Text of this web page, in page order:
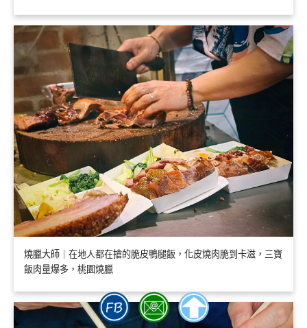
燒臘大師｜在地人都在搶的脆皮鴨腿飯，化皮燒肉脆到卡滋，三寶
飯肉量爆多，桃園燒臘